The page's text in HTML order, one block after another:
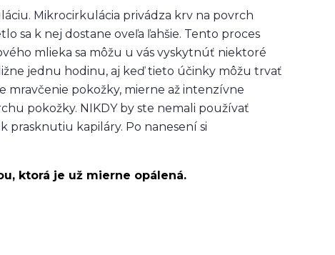
Mikrocirkulácia privádza krv na povrch
sa k nej dostane oveľa ľahšie. Tento proces
mlieka sa môžu u vás vyskytnúť niektoré
jednu hodinu, aj keď tieto účinky môžu trvať
mravčenie pokožky, mierne až intenzívne
pokožky. NIKDY by ste nemali používať
prasknutiu kapiláry. Po nanesení si
ktorá je už mierne opálená.